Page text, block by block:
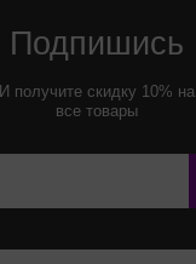
Подпишись
И получите скидку 10% на
все товары